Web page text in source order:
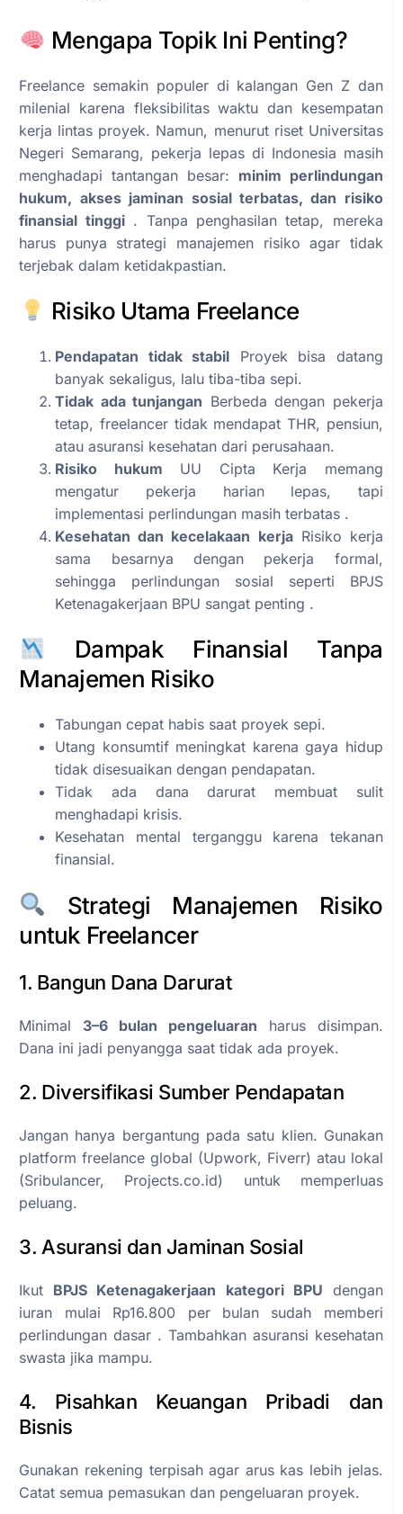
Mengapa Topik Ini Penting?
Freelance semakin populer di kalangan Gen Z dan
milenial karena fleksibilitas waktu dan kesempatan
kerja lintas proyek. Namun, menurut riset Universitas
Negeri Semarang, pekerja lepas di Indonesia masih
menghadapi tantangan besar: minim perlindungan
hukum, akses jaminan sosial terbatas, dan risiko
finansial tinggi. Tanpa penghasilan tetap, mereka
harus punya strategi manajemen risiko agar tidak
terjebak dalam ketidakpastian.
Risiko Utama Freelance
Pendapatan tidak stabil Proyek bisa datang
banyak sekaligus, lalu tiba-tiba sepi.
Tidak ada tunjangan Berbeda dengan pekerja
tetap, freelancer tidak mendapat THR, pensiun,
atau asuransi kesehatan dari perusahaan.
Risiko hukum UU Cipta Kerja memang
mengatur pekerja harian lepas, tapi
implementasi perlindungan masih terbatas .
Kesehatan dan kecelakaan kerjaRisiko kerja
sama besarnya dengan pekerja formal,
sehingga perlindungan sosial seperti BPJS
Ketenagakerjaan BPU sangat penting .
Dampak Finansial Tanpa
Manajemen Risiko
Tabungan cepat habis saat proyek sepi.
Utang konsumtif meningkat karena gaya hidup
tidak disesuaikan dengan pendapatan.
Tidak ada dana darurat membuat sulit
menghadapi krisis.
Kesehatan mental terganggu karena tekanan
finansial.
Strategi Manajemen Risiko
untuk Freelancer
1. Bangun Dana Darurat
Minimal 3–6 bulan pengeluaran harus disimpan.
Dana ini jadi penyangga saat tidak ada proyek.
2. Diversifikasi Sumber Pendapatan
Jangan hanya bergantung pada satu klien. Gunakan
platform freelance global (Upwork, Fiverr) atau lokal
(Sribulancer, Projects.co.id) untuk memperluas
peluang.
3. Asuransi dan Jaminan Sosial
Ikut BPJS Ketenagakerjaan kategori BPU dengan
iuran mulai Rp16.800 per bulan sudah memberi
perlindungan dasar . Tambahkan asuransi kesehatan
swasta jika mampu.
4. Pisahkan Keuangan Pribadi dan
Bisnis
Gunakan rekening terpisah agar arus kas lebih jelas.
Catat semua pemasukan dan pengeluaran proyek.